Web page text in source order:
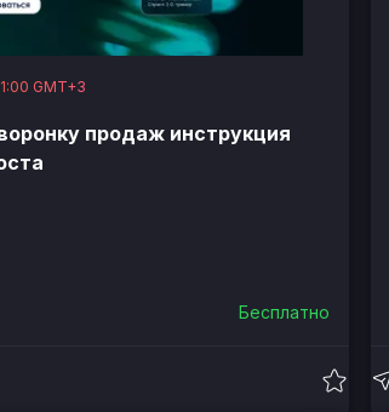
GMT+3
продаж инструкция
Бесплатно